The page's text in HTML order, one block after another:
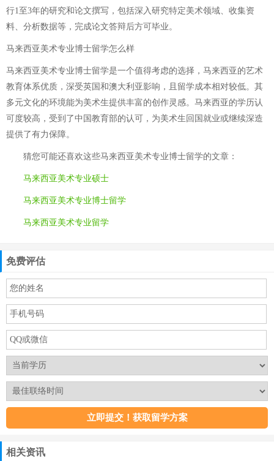
行1至3年的研究和论文撰写，包括深入研究特定美术领域、收集资
料、分析数据等，完成论文答辩后方可毕业。
马来西亚美术专业博士留学怎么样
马来西亚美术专业博士留学是一个值得考虑的选择，马来西亚的艺术
教育体系优质，深受英国和澳大利亚影响，且留学成本相对较低。其
多元文化的环境能为美术生提供丰富的创作灵感。马来西亚的学历认
可度较高，受到了中国教育部的认可，为美术生回国就业或继续深造
提供了有力保障。
猜您可能还喜欢这些马来西亚美术专业博士留学的文章：
马来西亚美术专业硕士
马来西亚美术专业博士留学
马来西亚美术专业留学
免费评估
相关资讯